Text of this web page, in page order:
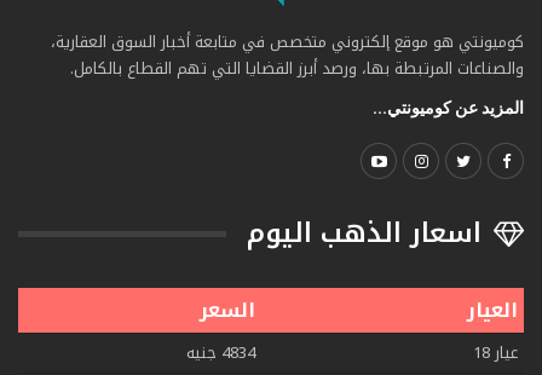
كوميونتي هو موقع إلكتروني متخصص في متابعة أخبار السوق العقارية،
والصناعات المرتبطة بها، ورصد أبرز القضايا التي تهم القطاع بالكامل.
المزيد عن كوميونتي...
اسعار الذهب اليوم
العيار السعر
عيار 18
4834 جنيه